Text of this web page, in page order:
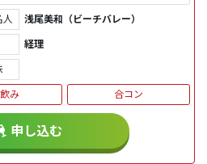
浅尾美和（ビーチバレー）
経理
み 合コン
申し込む